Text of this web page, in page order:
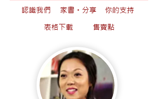
認識我們 家書。分享
你的支持
表格下載
售賣點